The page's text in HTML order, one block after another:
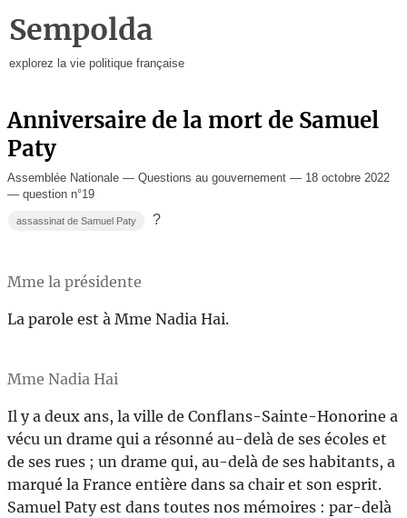
Sempolda
explorez la vie politique française
Anniversaire de la mort de Samuel
Paty
Assemblée Nationale — Questions au gouvernement — 18 octobre 2022
— question n°19
assassinat de Samuel Paty ?
Mme la présidente
La parole est à Mme Nadia Hai.
Mme Nadia Hai
Il y a deux ans, la ville de Conflans-Sainte-Honorine a
vécu un drame qui a résonné au-delà de ses écoles et
de ses rues ; un drame qui, au-delà de ses habitants, a
marqué la France entière dans sa chair et son esprit.
Samuel Paty est dans toutes nos mémoires : par-delà